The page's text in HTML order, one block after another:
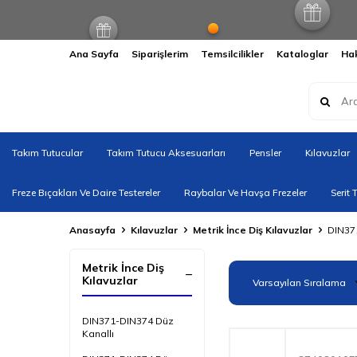
Ana Sayfa Siparişlerim Temsilcilikler Kataloglar
Takım Tutucular Takım Tutucu Aksesuarları Pensler Kılavuzlar
Freze Bıçakları Ve Daire Testereler Raybalar Ve Havşa Frezeler Serit
Anasayfa Kılavuzlar Metrik İnce Diş Kılavuzlar
Metrik İnce Diş
Kılavuzlar
DIN371-DIN374 Düz
Kanallı